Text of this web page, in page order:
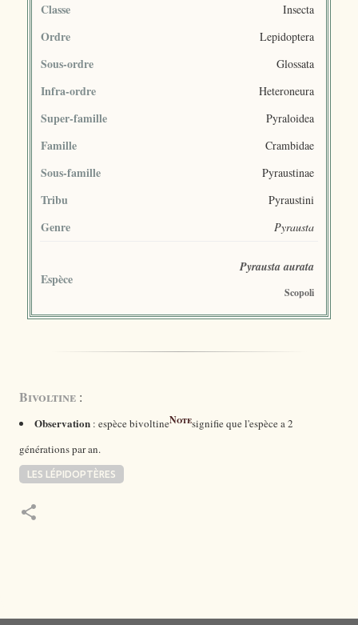
Classe Insecta
Ordre Lepidoptera
Sous-ordre Glossata
Infra-ordre Heteroneura
Super-famille Pyraloidea
Famille Crambidae
Sous-famille Pyraustinae
Tribu Pyraustini
Genre Pyrausta
Espèce
Pyrausta aurata
Scopoli
Bivoltine :
Observation : espèce bivoltineNotesignifie que l'espèce a 2
générations par an.
LES LÉPIDOPTÈRES